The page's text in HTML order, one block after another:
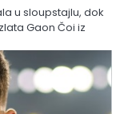
u sloupstajlu, dok
Gaon Čoi iz